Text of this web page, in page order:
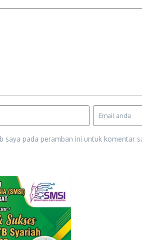
saya pada peramban ini untuk komentar